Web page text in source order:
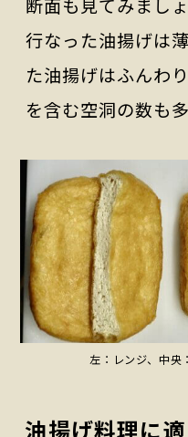
断面も見てみまし
行なった油揚げは
た油揚げはふんわ
を含む空洞の数も多
左：レンジ、中央
油揚げ料理に